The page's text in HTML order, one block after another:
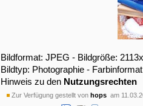
Bildformat: JPEG - Bildgröße:
Bildtyp: Photographie -
Hinweis zu den Nutzungsrechten
Zur Verfügung gestellt von hops am